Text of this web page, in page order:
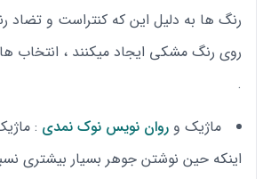
رنگ ها به دلیل این که کنتراست و تضاد
روی رنگ مشکی ایجاد میکنند ، انتخاب
.
ماژیک و روان نویس نوک نمدی :
اینکه حین نوشتن جوهر بسیار بیشتری